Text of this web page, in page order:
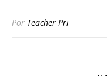
Por Teacher Pri